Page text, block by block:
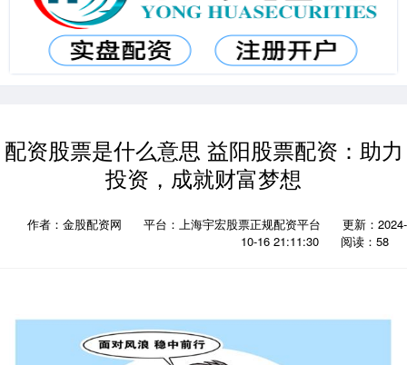
配资股票是什么意思 益阳股票配资：助力
投资，成就财富梦想
作者：金股配资网 平台：上海宇宏股票正规配资平台
更新：2024-
10-16 21:11:30
阅读：58